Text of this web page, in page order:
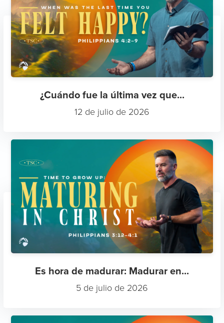
¿Cuándo fue la última vez que...
12 de julio de 2026
Es hora de madurar: Madurar en...
5 de julio de 2026